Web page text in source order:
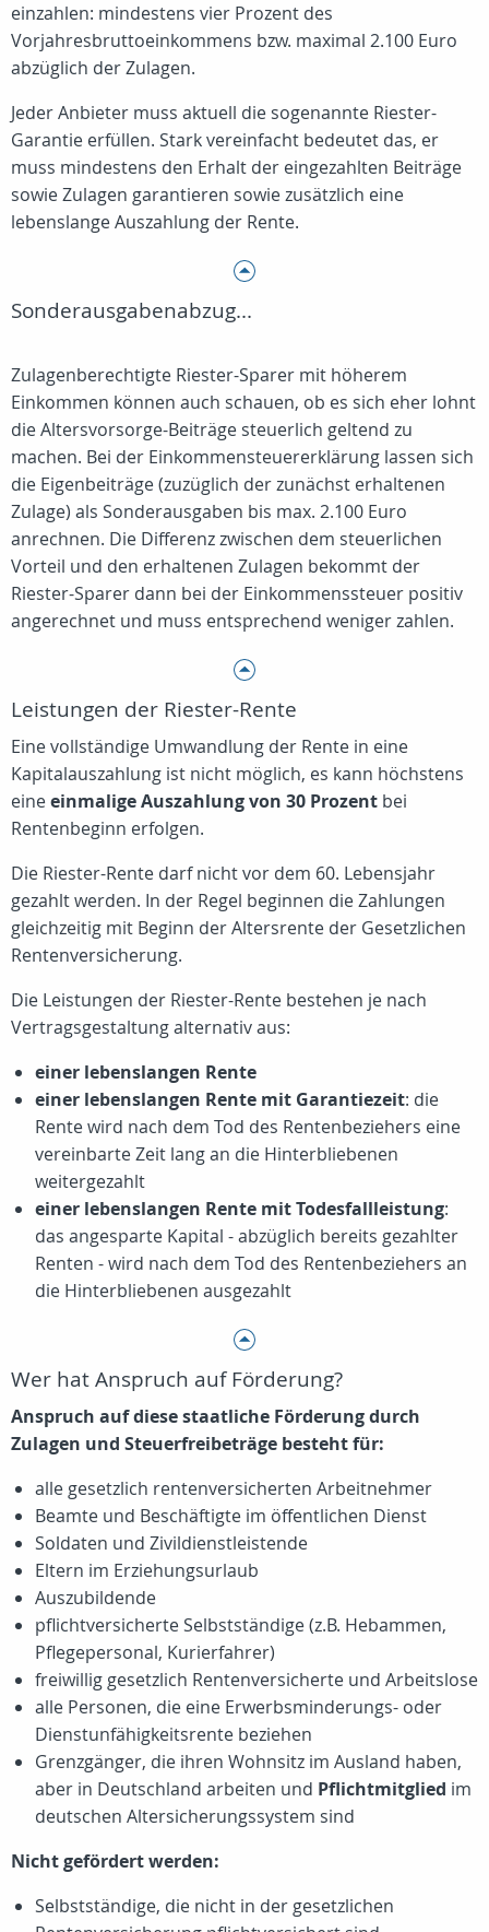
einzahlen: mindestens vier Prozent des
Vorjahresbruttoeinkommens bzw. maximal 2.100 Euro
abzüglich der Zulagen.
Jeder Anbieter muss aktuell die sogenannte Riester-
Garantie erfüllen. Stark vereinfacht bedeutet das, er
muss mindestens den Erhalt der eingezahlten Beiträge
sowie Zulagen garantieren sowie zusätzlich eine
lebenslange Auszahlung der Rente.
Sonderausgabenabzug...
Zulagenberechtigte Riester-Sparer mit höherem
Einkommen können auch schauen, ob es sich eher lohnt
die Altersvorsorge-Beiträge steuerlich geltend zu
machen. Bei der Einkommensteuererklärung lassen sich
die Eigenbeiträge (zuzüglich der zunächst erhaltenen
Zulage) als Sonderausgaben bis max. 2.100 Euro
anrechnen. Die Differenz zwischen dem steuerlichen
Vorteil und den erhaltenen Zulagen bekommt der
Riester-Sparer dann bei der Einkommenssteuer positiv
angerechnet und muss entsprechend weniger zahlen.
Leistungen der Riester-Rente
Eine vollständige Umwandlung der Rente in eine
Kapitalauszahlung ist nicht möglich, es kann höchstens
eineeinmalige Auszahlung von 30 Prozent bei
Rentenbeginn erfolgen.
Die Riester-Rente darf nicht vor dem 60. Lebensjahr
gezahlt werden. In der Regel beginnen die Zahlungen
gleichzeitig mit Beginn der Altersrente der Gesetzlichen
Rentenversicherung.
Die Leistungen der Riester-Rente bestehen je nach
Vertragsgestaltung alternativ aus:
einer lebenslangen Rente
einer lebenslangen Rente mit Garantiezeit: die
Rente wird nach dem Tod des Rentenbeziehers eine
vereinbarte Zeit lang an die Hinterbliebenen
weitergezahlt
einer lebenslangen Rente mit Todesfallleistung:
das angesparte Kapital - abzüglich bereits gezahlter
Renten - wird nach dem Tod des Rentenbeziehers an
die Hinterbliebenen ausgezahlt
Wer hat Anspruch auf Förderung?
Anspruch auf diese staatliche Förderung durch
Zulagen und Steuerfreibeträge besteht für:
alle gesetzlich rentenversicherten Arbeitnehmer
Beamte und Beschäftigte im öffentlichen Dienst
Soldaten und Zivildienstleistende
Eltern im Erziehungsurlaub
Auszubildende
pflichtversicherte Selbstständige (z.B. Hebammen,
Pflegepersonal, Kurierfahrer)
freiwillig gesetzlich Rentenversicherte und Arbeitslose
alle Personen, die eine Erwerbsminderungs- oder
Dienstunfähigkeitsrente beziehen
Grenzgänger, die ihren Wohnsitz im Ausland haben,
aber in Deutschland arbeiten und Pflichtmitglied im
deutschen Altersicherungssystem sind
Nicht gefördert werden:
Selbstständige, die nicht in der gesetzlichen